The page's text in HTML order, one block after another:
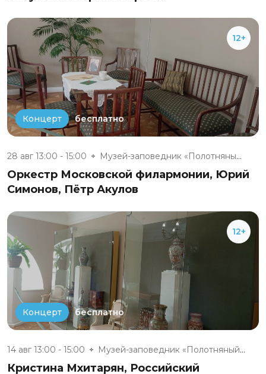
12+
Концерт бесплатно
28 авг 13:00 - 15:00 Музей-заповедник «Полотняный З...
Оркестр Московской филармонии, Юрий
Симонов, Пётр Акулов
12+
Концерт бесплатно
14 авг 13:00 - 15:00 Музей-заповедник «Полотняный З...
Кристина Мхитарян, Российский